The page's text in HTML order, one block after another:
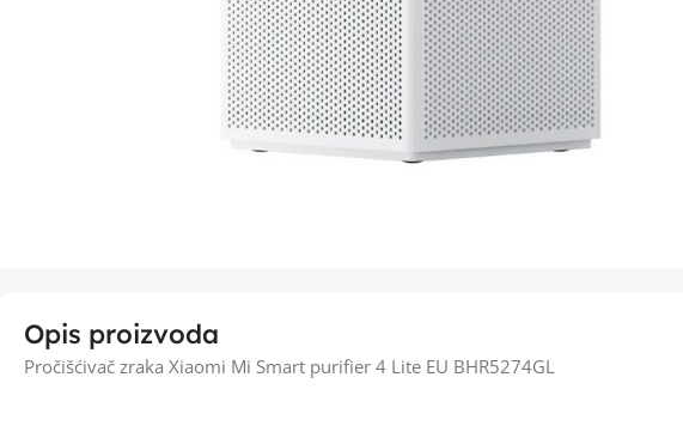
Opis proizvoda
Pročišćivač zraka Xiaomi Mi Smart purifier 4 Lite EU BHR5274GL